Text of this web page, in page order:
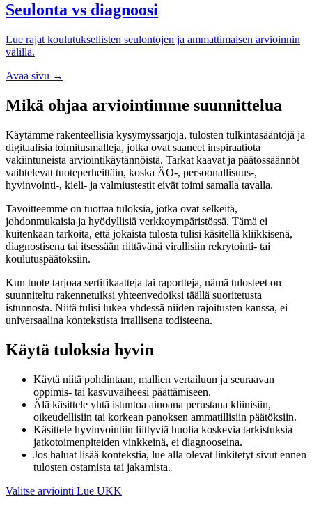
Seulonta vs diagnoosi
Lue rajat koulutuksellisten seulontojen ja ammattimaisen arvioinnin
välillä.
Avaa sivu →
Mikä ohjaa arviointimme suunnittelua
Käytämme rakenteellisia kysymyssarjoja, tulosten tulkintasääntöjä ja
digitaalisia toimitusmalleja, jotka ovat saaneet inspiraatiota
vakiintuneista arviointikäytännöistä. Tarkat kaavat ja päätössäännöt
vaihtelevat tuoteperheittäin, koska ÄO-, persoonallisuus-,
hyvinvointi-, kieli- ja valmiustestit eivät toimi samalla tavalla.
Tavoitteemme on tuottaa tuloksia, jotka ovat selkeitä,
johdonmukaisia ja hyödyllisiä verkkoympäristössä. Tämä ei
kuitenkaan tarkoita, että jokaista tulosta tulisi käsitellä kliikkisenä,
diagnostisena tai itsessään riittävänä virallisiin rekrytointi- tai
koulutuspäätöksiin.
Kun tuote tarjoaa sertifikaatteja tai raportteja, nämä tulosteet on
suunniteltu rakennetuiksi yhteenvedoiksi täällä suoritetusta
istunnosta. Niitä tulisi lukea yhdessä niiden rajoitusten kanssa, ei
universaalina kontekstista irrallisena todisteena.
Käytä tuloksia hyvin
Käytä niitä pohdintaan, mallien vertailuun ja seuraavan
oppimis- tai kasvuvaiheesi päättämiseen.
Älä käsittele yhtä istuntoa ainoana perustana kliinisiin,
oikeudellisiin tai korkean panoksen ammatillisiin päätöksiin.
Käsittele hyvinvointiin liittyviä huolia koskevia tarkistuksia
jatkotoimenpiteiden vinkkeinä, ei diagnooseina.
Jos haluat lisää kontekstia, lue alla olevat linkitetyt sivut ennen
tulosten ostamista tai jakamista.
Valitse arviointi Lue UKK